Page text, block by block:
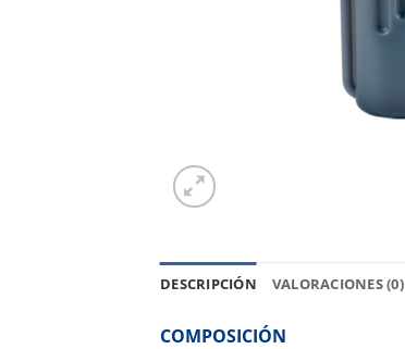
DESCRIPCIÓN VALORACIONES (0)
COMPOSICIÓN